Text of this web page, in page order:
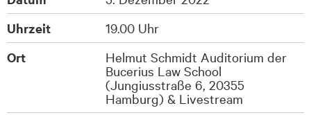
Uhrzeit 19.00 Uhr
Ort
Helmut Schmidt Auditorium der
Bucerius Law School
(Jungiusstraße 6, 20355
Hamburg) & Livestream